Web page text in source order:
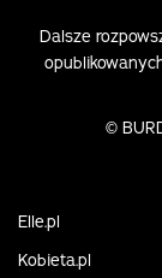
Dalsze
©
Elle.pl
Kobieta.pl